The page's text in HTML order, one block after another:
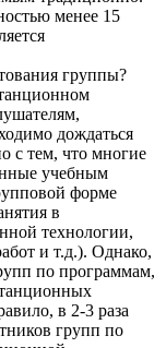
менее 15
группы?
дождаться
с тем, что многие
учебным
форме
в
технологии,
и т.д.). Однако,
по программам,
в 2-3 раза
групп по